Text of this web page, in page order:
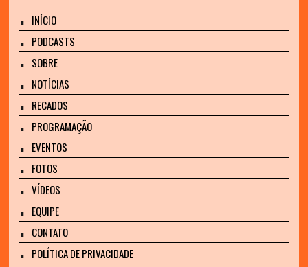
INÍCIO
PODCASTS
SOBRE
NOTÍCIAS
RECADOS
PROGRAMAÇÃO
EVENTOS
FOTOS
VÍDEOS
EQUIPE
CONTATO
POLÍTICA DE PRIVACIDADE